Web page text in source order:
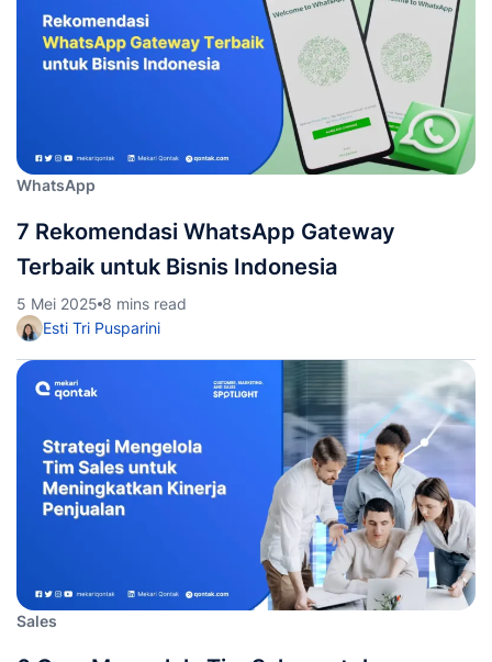
WhatsApp
7 Rekomendasi WhatsApp Gateway
Terbaik untuk Bisnis Indonesia
5 Mei 2025 8 mins read
Esti Tri Pusparini
Sales